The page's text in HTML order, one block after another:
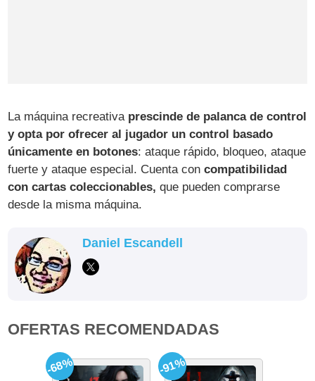
La máquina recreativa prescinde de palanca de control
y opta por ofrecer al jugador un control basado
únicamente en botones: ataque rápido, bloqueo, ataque
fuerte y ataque especial. Cuenta concompatibilidad
con cartas coleccionables, que pueden comprarse
desde la misma máquina.
Daniel Escandell
OFERTAS RECOMENDADAS
-68% -91%